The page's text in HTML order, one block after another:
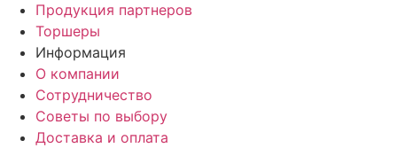
Продукция партнеров
Торшеры
Информация
О компании
Сотрудничество
Советы по выбору
Доставка и оплата